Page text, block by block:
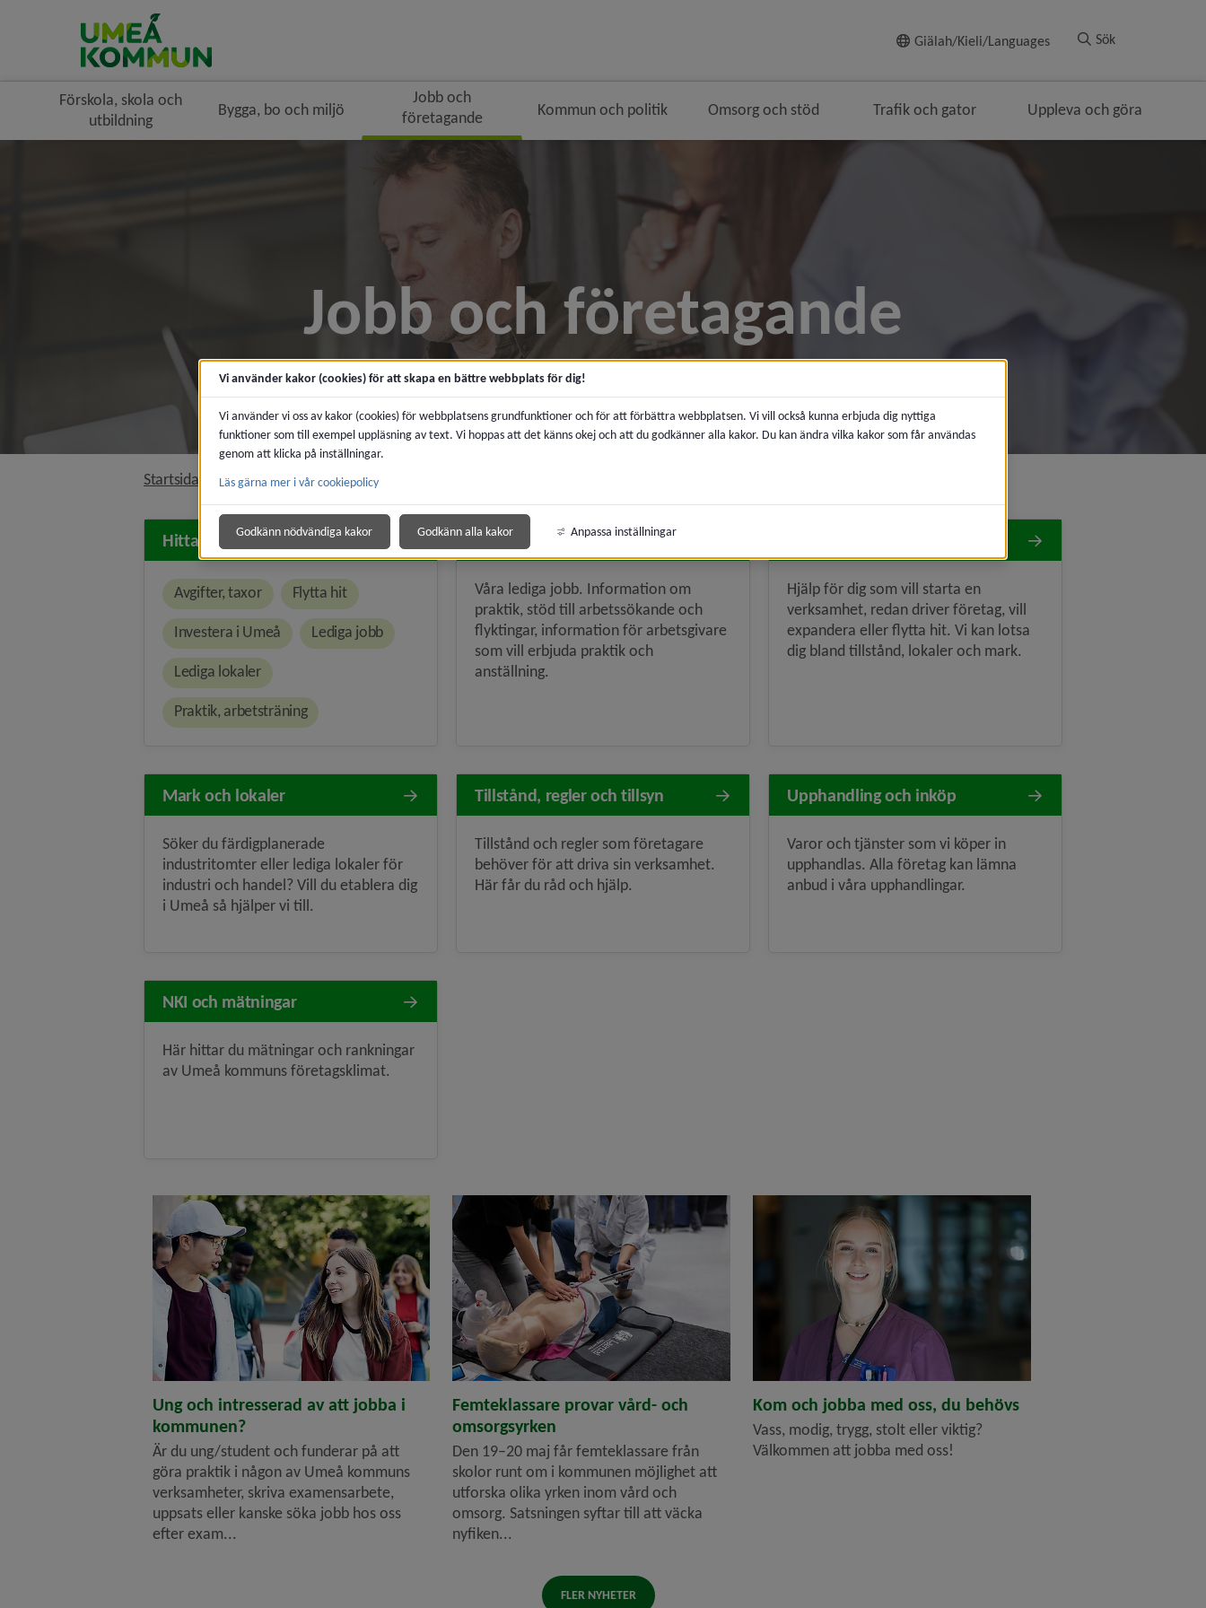
Giälah/Kieli/Languages Sök
Förskola, skola och
utbildning
Bygga, bo och miljö
Jobb och
företagande
Kommun och politik Omsorg och stöd Trafik och gator Uppleva och göra
Jobb och företagande
Startsida Jobb och företagandenivå i brödsmulenavigeringen
Hitta snabbt
Avgifter, taxor
Flytta hit
Investera i Umeå
Lediga jobb
Lediga lokaler
Praktik, arbetsträning
Jobb och praktik
Våra lediga jobb. Information om
praktik, stöd till arbetssökande och
flyktingar, information för arbetsgivare
som vill erbjuda praktik och
anställning.
Hjälp för dig som vill starta en
verksamhet, redan driver företag, vill
expandera eller flytta hit. Vi kan lotsa
dig bland tillstånd, lokaler och mark.
Mark och lokaler
Söker du färdigplanerade
industritomter eller lediga lokaler för
industri och handel? Vill du etablera dig
i Umeå så hjälper vi till.
Tillstånd, regler och tillsyn
Tillstånd och regler som företagare
behöver för att driva sin verksamhet.
Här får du råd och hjälp.
Upphandling och inköp
Varor och tjänster som vi köper in
upphandlas. Alla företag kan lämna
anbud i våra upphandlingar.
NKI och mätningar
Här hittar du mätningar och rankningar
av Umeå kommuns företagsklimat.
Ung och intresserad av att jobba i
kommunen?
Är du ung/student och funderar på att
göra praktik i någon av Umeå kommuns
verksamheter, skriva examensarbete,
uppsats eller kanske söka jobb hos oss
efter exam...
Händer som gör hjärt-lungräddning på docka.
Femteklassare provar vård- och
omsorgsyrken
Den 19–20 maj får femteklassare från
skolor runt om i kommunen möjlighet att
utforska olika yrken inom vård och
omsorg. Satsningen syftar till att väcka
nyfiken...
Kom och jobba med oss, du behövs
Vass, modig, trygg, stolt eller viktig?
Välkommen att jobba med oss!
FLER NYHETER
Vi använder kakor (cookies) för att skapa en bättre webbplats för dig!
Vi använder vi oss av kakor (cookies) för webbplatsens grundfunktioner och för att förbättra webbplatsen. Vi vill också kunna erbjuda dig nyttiga
funktioner som till exempel uppläsning av text. Vi hoppas att det känns okej och att du godkänner alla kakor. Du kan ändra vilka kakor som får användas
genom att klicka på inställningar.
Läs gärna mer i vår cookiepolicy
Godkänn nödvändiga kakor Godkänn alla kakor Anpassa inställningar